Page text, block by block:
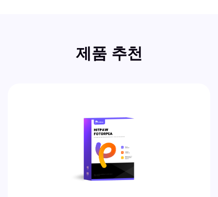
제품 추천